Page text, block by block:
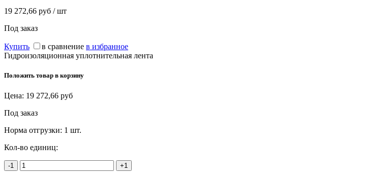
19 272,66 руб / шт
Под заказ
Купить в сравнение в избранное
Гидроизоляционная уплотнительная лента
Положить товар в корзину
Цена: 19 272,66 руб
Под заказ
Норма отгрузки: 1 шт.
Кол-во единиц:
-1 +1